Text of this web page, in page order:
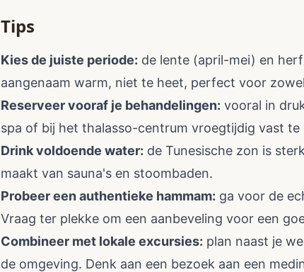
Tips
Kies de juiste periode: de lente (april-mei) en
aangenaam warm, niet te heet, perfect voor
Reserveer vooraf je behandelingen: vooral in
spa of bij het thalasso-centrum vroegtijdig vast te
Drink voldoende water: de Tunesische zon is
maakt van sauna's en stoombaden.
Probeer een authentieke hammam: ga voor de
Vraag ter plekke om een aanbeveling voor een
Combineer met lokale excursies: plan naast je
de omgeving. Denk aan een bezoek aan een